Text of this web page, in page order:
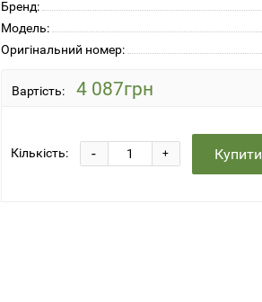
Бренд:
Модель:
Оригінальний номер:
Вартість: 4 087грн
Кількість: +
- Купити